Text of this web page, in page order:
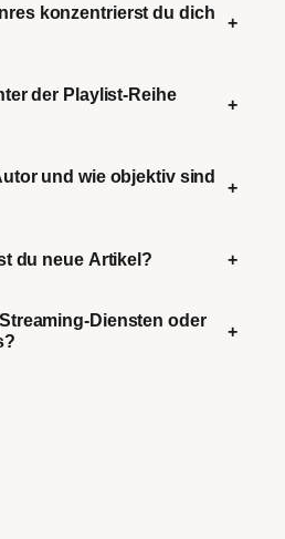
konzentrierst du dich
+
der Playlist-Reihe
+
und wie objektiv sind
+
du neue Artikel? +
Diensten oder
+